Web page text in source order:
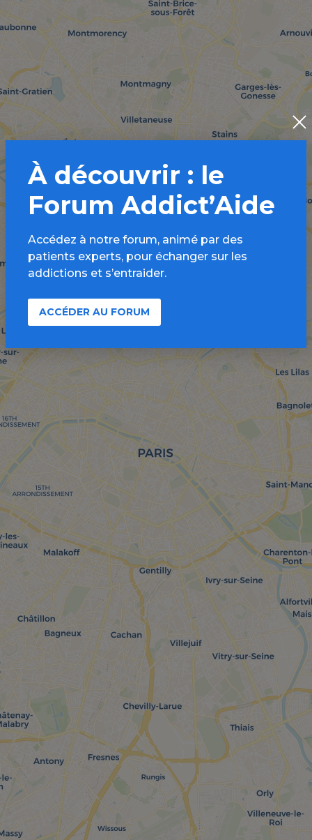
À découvrir : le
Forum Addict’Aide
Accédez à notre forum, animé par des
patients experts, pour échanger sur les
addictions et s’entraider.
ACCÉDER AU FORUM